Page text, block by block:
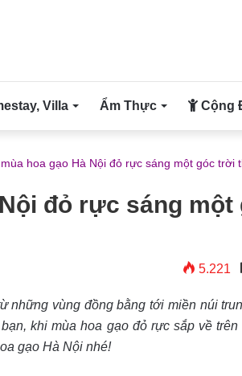
Villa Ẩm Thực Cộng
hoa gạo Hà Nội đỏ rực sáng một góc trời
đỏ rực sáng
5.221
những vùng đồng bằng tới miền núi
khi mùa hoa gạo đỏ rực sắp về
gạo Hà Nội nhé!